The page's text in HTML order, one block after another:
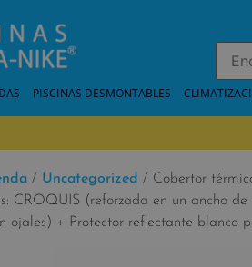
PISCINAS DESMONTABLES
/ Uncategorized / Cobertor
CROQUIS (reforzada en un ancho
ojales) + Protector reflectante blanco